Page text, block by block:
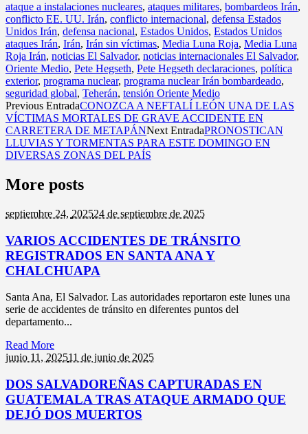
ataque a instalaciones nucleares, ataques militares, bombardeos Irán,
conflicto EE. UU. Irán, conflicto internacional, defensa Estados
Unidos Irán, defensa nacional, Estados Unidos, Estados Unidos
ataques Irán, Irán, Irán sin víctimas, Media Luna Roja, Media Luna
Roja Irán, noticias El Salvador, noticias internacionales El Salvador,
Oriente Medio, Pete Hegseth, Pete Hegseth declaraciones, política
exterior, programa nuclear, programa nuclear Irán bombardeado,
seguridad global, Teherán, tensión Oriente Medio
Previous EntradaCONOZCA A NEFTALÍ LEÓN UNA DE LAS
VÍCTIMAS MORTALES DE GRAVE ACCIDENTE EN
CARRETERA DE METAPÁNNext EntradaPRONOSTICAN
LLUVIAS Y TORMENTAS PARA ESTE DOMINGO EN
DIVERSAS ZONAS DEL PAÍS
More posts
septiembre 24, 202524 de septiembre de 2025
VARIOS ACCIDENTES DE TRÁNSITO
REGISTRADOS EN SANTA ANA Y
CHALCHUAPA
Santa Ana, El Salvador. Las autoridades reportaron este lunes una
serie de accidentes de tránsito en diferentes puntos del
departamento...
Read More
junio 11, 202511 de junio de 2025
DOS SALVADOREÑAS CAPTURADAS EN
GUATEMALA TRAS ATAQUE ARMADO QUE
DEJÓ DOS MUERTOS